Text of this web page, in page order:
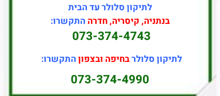
לתיקון סלולר עד הבית
בנתניה, קיסריה, חדרה התקשרו:
073-374-4743
לתיקון סלולרבחיפה ובצפוןהתקשרו:
073-374-4990